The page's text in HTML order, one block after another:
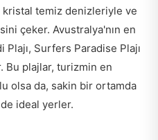
kristal temiz denizleriyle ve
çeker. Avustralya'nın en
Plajı, Surfers Paradise Plajı
Bu plajlar, turizmin en
olsa da, sakin bir ortamda
ideal yerler.